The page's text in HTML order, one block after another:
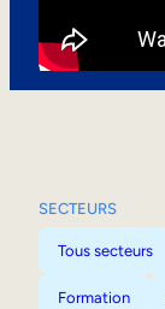
SECTEURS
Tous secteurs
Formation